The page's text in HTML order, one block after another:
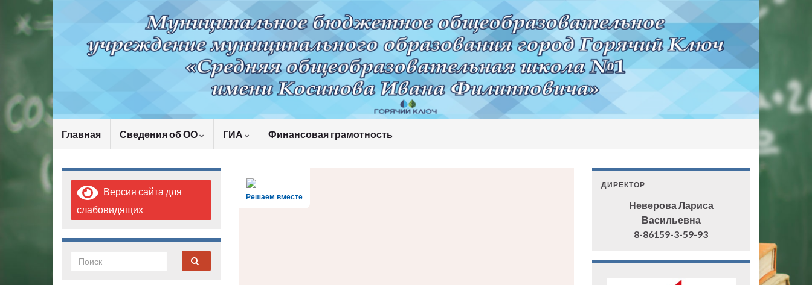
Главная Сведения об ОО ГИА Финансовая грамотность
Решаем вместе
Версия сайта для
слабовидящих
Search for:
ДИРЕКТОР
Неверова Лариса
Васильевна
8-86159-3-59-93